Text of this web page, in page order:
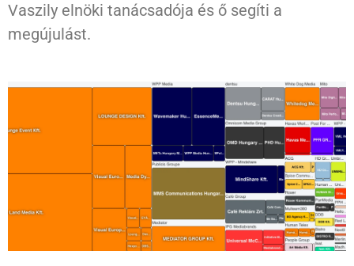
Vaszily elnöki tanácsadója és ő segíti a
megújulást.